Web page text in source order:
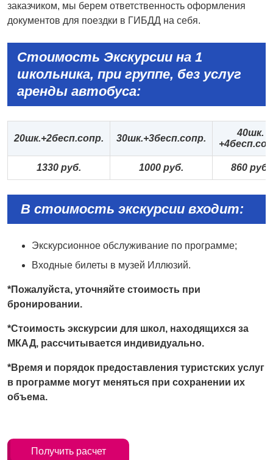
заказчиком, мы берем ответственность оформления
документов для поездки в ГИБДД на себя.
Стоимость Экскурсии на 1
школьника, при группе, без услуг
аренды автобуса:
20шк.+2бесп.сопр. 30шк.+3бесп.сопр.
40шк.
1330 руб. 1000 руб. 860 руб.
В стоимость экскурсии входит:
Экскурсионное обслуживание по программе;
Входные билеты в музей Иллюзий.
*Пожалуйста, уточняйте стоимость при
бронировании.
*Стоимость экскурсии для школ, находящихся за
МКАД, рассчитывается индивидуально.
*Время и порядок предоставления туристских услуг
в программе могут меняться при сохранении их
объема.
Получить расчет